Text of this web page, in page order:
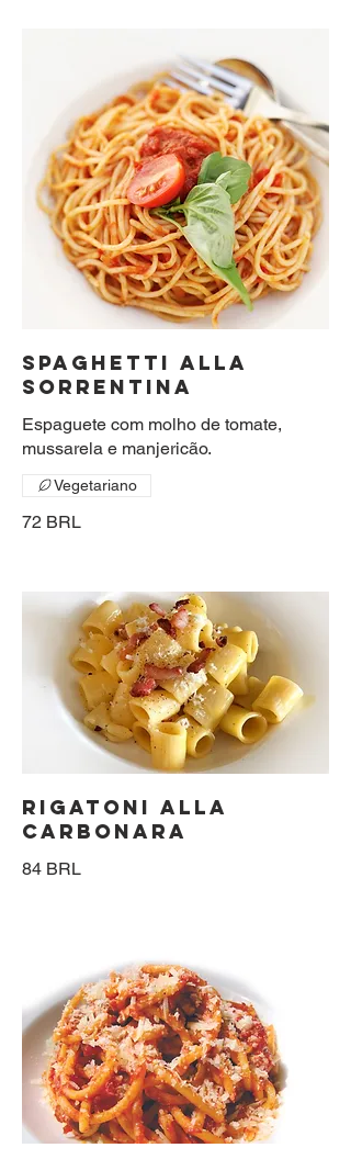
SPAGHETTI ALLA
SORRENTINA
Espaguete com molho de tomate,
mussarela e manjericão.
72 BRL
Vegetariano
RIGATONI ALLA
CARBONARA
84 BRL